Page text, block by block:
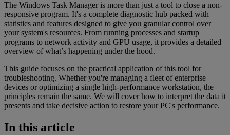
The Windows Task Manager is more than just a tool to close a non-
responsive program. It's a complete diagnostic hub packed with
statistics and features designed to give you granular control over
your system's resources. From running processes and startup
programs to network activity and GPU usage, it provides a detailed
overview of what’s happening under the hood.
This guide focuses on the practical application of this tool for
troubleshooting. Whether you're managing a fleet of enterprise
devices or optimizing a single high-performance workstation, the
principles remain the same. We will cover how to interpret the data it
presents and take decisive action to restore your PC's performance.
In this article